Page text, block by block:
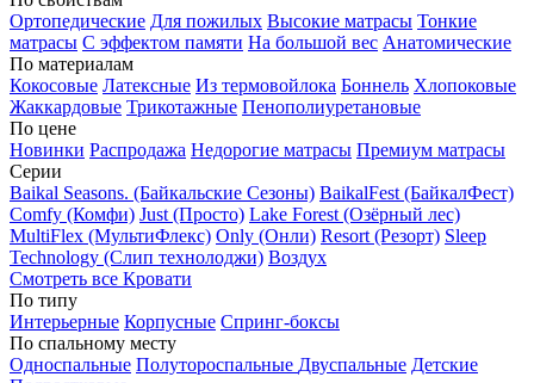
Ортопедические Для пожилых Высокие матрасы Тонкие
матрасы С эффектом памяти На большой вес Анатомические
По материалам
Кокосовые Латексные Из термовойлока Боннель Хлопоковые
Жаккардовые Трикотажные Пенополиуретановые
По цене
Новинки Распродажа Недорогие матрасы Премиум матрасы
Серии
Baikal Seasons. (Байкальские Сезоны) BaikalFest (БайкалФест)
Comfy (Комфи) Just (Просто) Lake Forest (Озёрный лес)
MultiFlex (МультиФлекс) Only (Онли) Resort (Резорт) Sleep
Technology (Слип технолоджи) Воздух
Смотреть все Кровати
По типу
Интерьерные Корпусные Спринг-боксы
По спальному месту
Односпальные Полутороспальные Двуспальные Детские